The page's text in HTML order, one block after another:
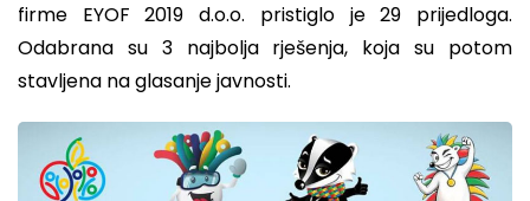
firme EYOF 2019 d.o.o. pristiglo je 29 prijedloga.
Odabrana su 3 najbolja rješenja, koja su potom
stavljena na glasanje javnosti.